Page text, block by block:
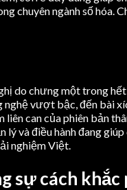
ngành số hóa.
do chưng một trong
vượt bậc, đến bài
can của phiên bản
và điều hành đang
nghiệm Việt.
sự cách